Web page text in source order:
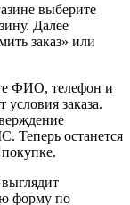
выберите
Далее
заказ» или
ФИО, телефон и
заказа.
Теперь останется
форму по